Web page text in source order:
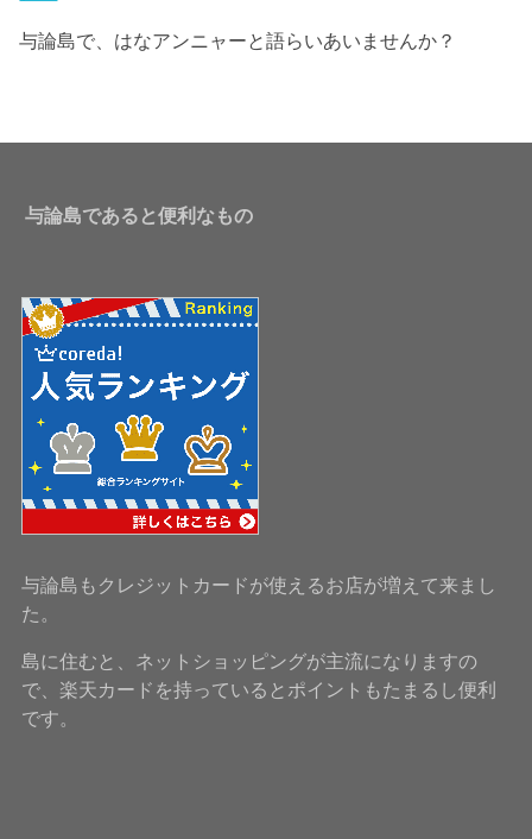
与論島で、はなアンニャーと語らいあいませんか？
与論島であると便利なもの
与論島もクレジットカードが使えるお店が増えて来まし
た。
島に住むと、ネットショッピングが主流になりますの
で、楽天カードを持っているとポイントもたまるし便利
です。